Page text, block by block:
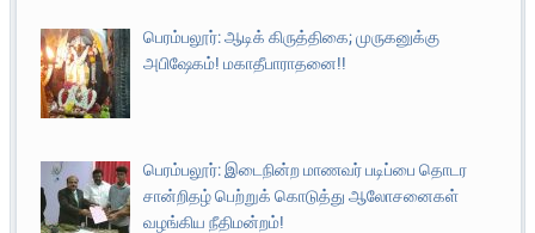
பெரம்பலூர்: ஆடிக் கிருத்திகை; முருகனுக்கு
அபிஷேகம்! மகாதீபாராதனை!!
பெரம்பலூர்: இடைநின்ற மாணவர் படிப்பை தொடர
சான்றிதழ் பெற்றுக் கொடுத்து ஆலோசனைகள்
வழங்கிய நீதிமன்றம்!